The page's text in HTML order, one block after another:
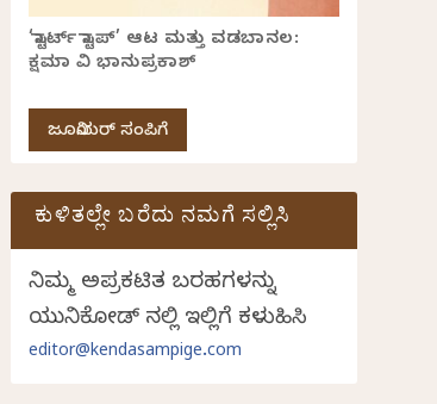
‘ಸ್ಟಾರ್ಟ್ ಸ್ಟಾಪ್’ ಆಟ ಮತ್ತು ವಡಬಾನಲ:
ಕ್ಷಮಾ ವಿ ಭಾನುಪ್ರಕಾಶ್
ಜೂನಿಯರ್ ಸಂಪಿಗೆ
ಕುಳಿತಲ್ಲೇ ಬರೆದು ನಮಗೆ ಸಲ್ಲಿಸಿ
ನಿಮ್ಮ ಅಪ್ರಕಟಿತ ಬರಹಗಳನ್ನು
ಯುನಿಕೋಡ್ ನಲ್ಲಿ ಇಲ್ಲಿಗೆ ಕಳುಹಿಸಿ
editor@kendasampige.com